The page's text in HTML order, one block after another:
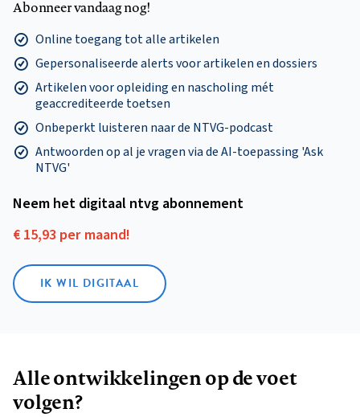
Abonneer vandaag nog!
Online toegang tot alle artikelen
Gepersonaliseerde alerts voor artikelen en dossiers
Artikelen voor opleiding en nascholing mét
geaccrediteerde toetsen
Onbeperkt luisteren naar de NTVG-podcast
Antwoorden op al je vragen via de AI-toepassing 'Ask
NTVG'
Neem het digitaal ntvg abonnement
€ 15,93 per maand!
IK WIL DIGITAAL
Alle ontwikkelingen op de voet
volgen?